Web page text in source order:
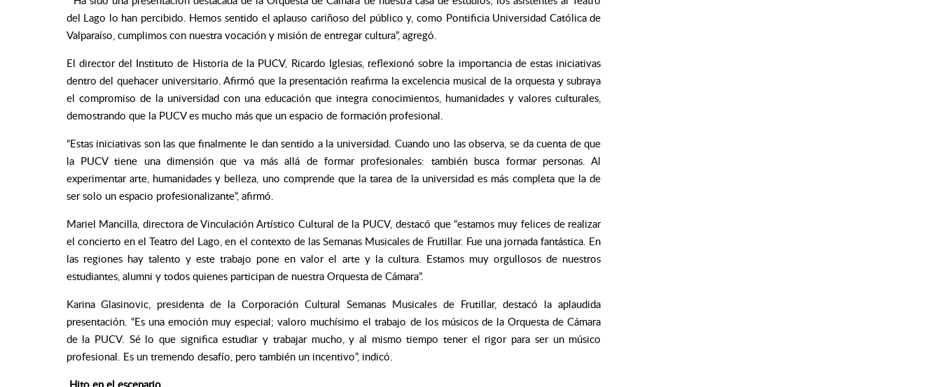
del Lago lo han percibido. Hemos sentido el aplauso cariñoso del público y, como Pontificia Universidad Católica de
Valparaíso, cumplimos con nuestra vocación y misión de entregar cultura”, agregó.
El director del Instituto de Historia de la PUCV, Ricardo Iglesias, reflexionó sobre la importancia de estas iniciativas
dentro del quehacer universitario. Afirmó que la presentación reafirma la excelencia musical de la orquesta y subraya
el compromiso de la universidad con una educación que integra conocimientos, humanidades y valores culturales,
demostrando que la PUCV es mucho más que un espacio de formación profesional.
“Estas iniciativas son las que finalmente le dan sentido a la universidad. Cuando uno las observa, se da cuenta de que
la PUCV tiene una dimensión que va más allá de formar profesionales: también busca formar personas. Al
experimentar arte, humanidades y belleza, uno comprende que la tarea de la universidad es más completa que la de
ser solo un espacio profesionalizante”, afirmó.
Mariel Mancilla, directora de Vinculación Artístico Cultural de la PUCV, destacó que “estamos muy felices de realizar
el concierto en el Teatro del Lago, en el contexto de las Semanas Musicales de Frutillar. Fue una jornada fantástica. En
las regiones hay talento y este trabajo pone en valor el arte y la cultura. Estamos muy orgullosos de nuestros
estudiantes, alumni y todos quienes participan de nuestra Orquesta de Cámara”.
Karina Glasinovic, presidenta de la Corporación Cultural Semanas Musicales de Frutillar, destacó la aplaudida
presentación. “Es una emoción muy especial; valoro muchísimo el trabajo de los músicos de la Orquesta de Cámara
de la PUCV. Sé lo que significa estudiar y trabajar mucho, y al mismo tiempo tener el rigor para ser un músico
profesional. Es un tremendo desafío, pero también un incentivo”, indicó.